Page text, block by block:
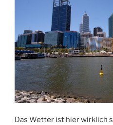
Das Wetter ist hier wirklich